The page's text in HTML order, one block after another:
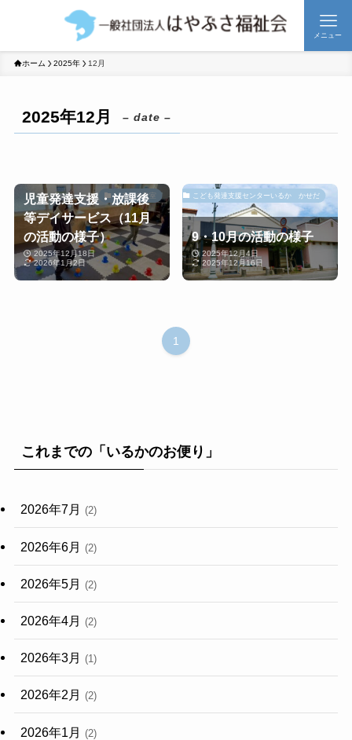
メニュー
ホーム 2025年 12月
2025年12月 – date –
いるかの教室
児童発達支援・放課後
等デイサービス（11月
の活動の様子）
2025年12月18日
2026年1月2日
こども発達支援センターいるか かせだ
9・10月の活動の様子
2025年12月4日
2025年12月16日
1
これまでの「いるかのお便り」
2026年7月 (2)
2026年6月 (2)
2026年5月 (2)
2026年4月 (2)
2026年3月 (1)
2026年2月 (2)
2026年1月 (2)